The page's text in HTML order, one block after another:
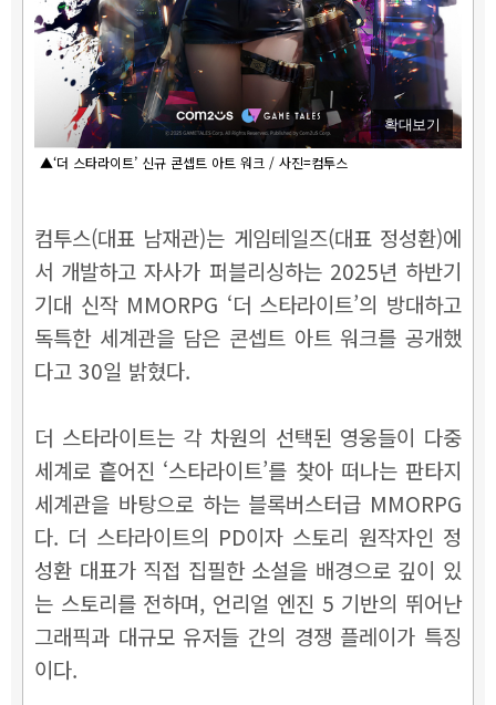
확대보기
▲‘더 스타라이트’ 신규 콘셉트 아트 워크 / 사진=컴투스
컴투스(대표 남재관)는 게임테일즈(대표 정성환)에
서 개발하고 자사가 퍼블리싱하는 2025년 하반기
기대 신작 MMORPG ‘더 스타라이트’의 방대하고
독특한 세계관을 담은 콘셉트 아트 워크를 공개했
다고 30일 밝혔다.
더 스타라이트는 각 차원의 선택된 영웅들이 다중
세계로 흩어진 ‘스타라이트’를 찾아 떠나는 판타지
세계관을 바탕으로 하는 블록버스터급 MMORPG
다. 더 스타라이트의 PD이자 스토리 원작자인 정
성환 대표가 직접 집필한 소설을 배경으로 깊이 있
는 스토리를 전하며, 언리얼 엔진 5 기반의 뛰어난
그래픽과 대규모 유저들 간의 경쟁 플레이가 특징
이다.